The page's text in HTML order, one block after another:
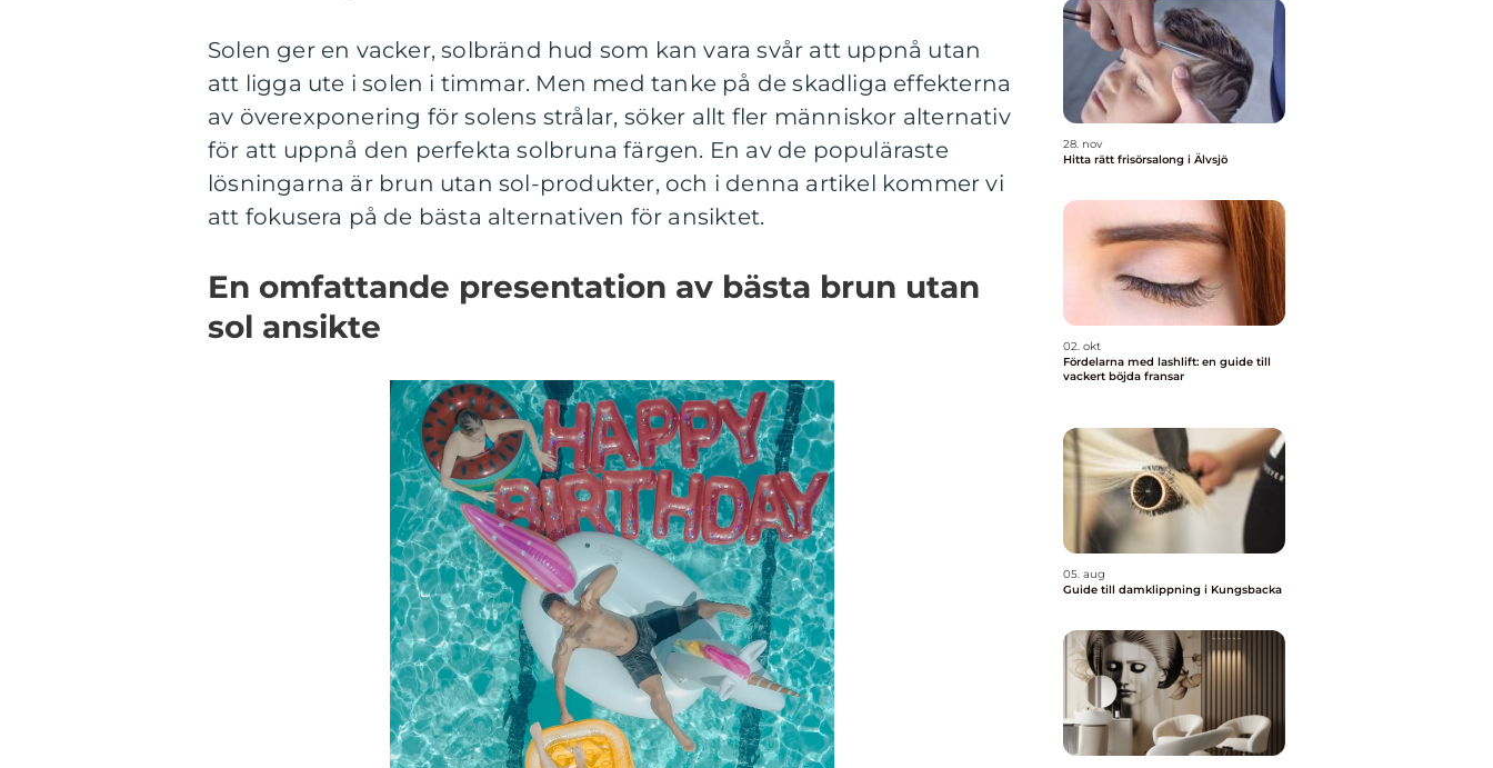
Solen ger en vacker, solbränd hud som kan vara svår att uppnå utan
att ligga ute i solen i timmar. Men med tanke på de skadliga effekterna
av överexponering för solens strålar, söker allt fler människor alternativ
för att uppnå den perfekta solbruna färgen. En av de populäraste
lösningarna är brun utan sol-produkter, och i denna artikel kommer vi
att fokusera på de bästa alternativen för ansiktet.
En omfattande presentation av bästa brun utan
sol ansikte
28. nov
Hitta rätt frisörsalong i Älvsjö
02. okt
Fördelarna med lashlift: en guide till
vackert böjda fransar
05. aug
Guide till damklippning i Kungsbacka